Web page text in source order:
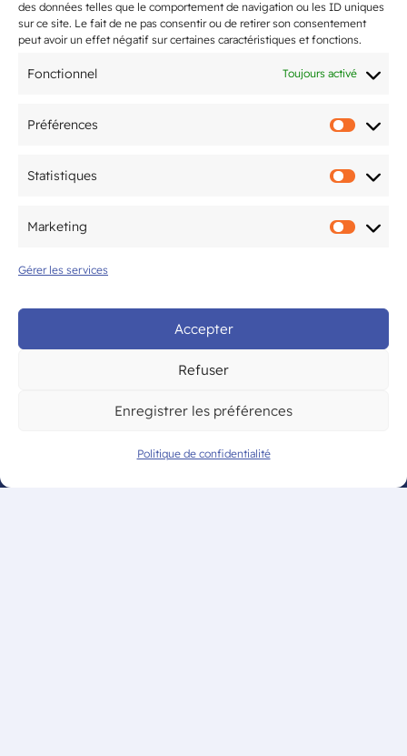
des données telles que le comportement de navigation ou les ID uniques
sur ce site. Le fait de ne pas consentir ou de retirer son consentement
peut avoir un effet négatif sur certaines caractéristiques et fonctions.
Fonctionnel Toujours activé
Préférences
Statistiques
Marketing
Gérer les services
Accepter
Refuser
Enregistrer les préférences
Politique de confidentialité
Flashmob de fin d’année 2026
accueille la finale
Fédéral Régional
5ème édition du Tournoi National
les 20 & 21 juin
Mentions légales
Politique de confidentialité